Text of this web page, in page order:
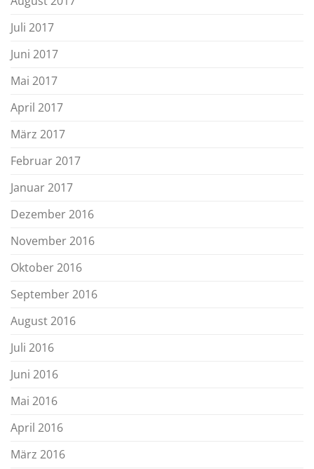
Juli 2017
Juni 2017
Mai 2017
April 2017
März 2017
Februar 2017
Januar 2017
Dezember 2016
November 2016
Oktober 2016
September 2016
August 2016
Juli 2016
Juni 2016
Mai 2016
April 2016
März 2016